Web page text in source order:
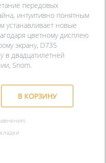
передовых
интуитивно понятным
устанавливает новые
цветному дисплею
экрану, D735
в двадцатилетней
Snom.
В КОРЗИНУ